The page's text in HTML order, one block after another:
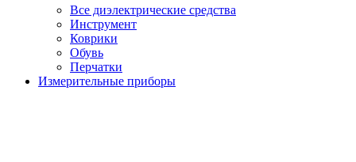
Все диэлектрические средства
Инструмент
Коврики
Обувь
Перчатки
Измерительные приборы